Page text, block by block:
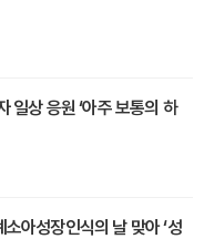
일상 응원 ‘아주 보통의 하
아성장인식의 날 맞아 ‘성